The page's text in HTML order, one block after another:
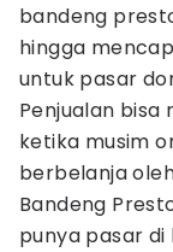
bandeng
hingga
untuk pasar
Penjualan
ketika musim
berbelanja
Bandeng
punya pasar di